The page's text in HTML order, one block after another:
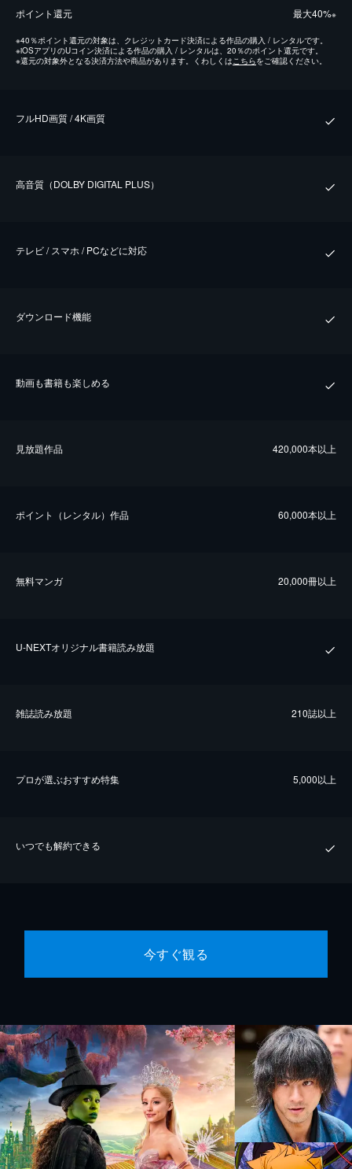
ポイント還元 最⼤40%※
※40％ポイント還元の対象は、クレジットカード決済による作品の購入 / レンタルです。
※iOSアプリのUコイン決済による作品の購入 / レンタルは、20％のポイント還元です。
※還元の対象外となる決済方法や商品があります。くわしくは こちらをご確認ください。
フルHD画質 / 4K画質
⾼⾳質（DOLBY DIGITAL PLUS）
テレビ / スマホ / PCなどに対応
ダウンロード機能
動画も書籍も楽しめる
⾒放題作品 420,000本以上
ポイント（レンタル）作品 60,000本以上
無料マンガ 20,000冊以上
U-NEXTオリジナル書籍読み放題
雑誌読み放題 210誌以上
プロが選ぶおすすめ特集 5,000以上
いつでも解約できる
今すぐ観る